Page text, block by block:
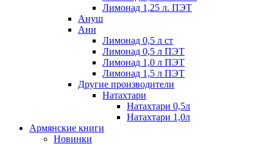
Лимонад 1,25 л. ПЭТ
Ануш
Ани
Лимонад 0,5 л ст
Лимонад 0,5 л ПЭТ
Лимонад 1,0 л ПЭТ
Лимонад 1,5 л ПЭТ
Другие производители
Натахтари
Натахтари 0,5л
Натахтари 1,0л
Армянские книги
Новинки